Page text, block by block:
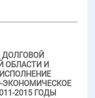
ДОЛГОВОЙ
ОБЛАСТИ И
2015 ГОДЫ